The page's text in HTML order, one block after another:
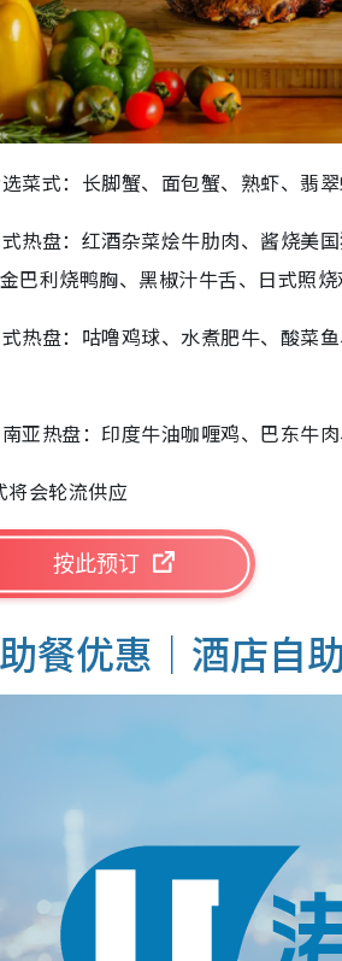
菜式：长脚蟹、面包蟹、熟虾、翡
热盘：红酒杂菜烩牛肋肉、酱烧美
巴利烧鸭胸、黑椒汁牛舌、日式照
热盘：咕噜鸡球、水煮肥牛、酸菜
亚热盘：印度牛油咖喱鸡、巴东牛
将会轮流供应
按此预订
餐优惠｜酒店自